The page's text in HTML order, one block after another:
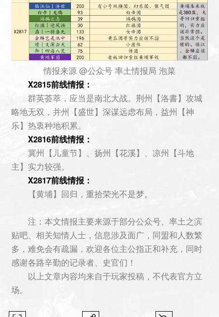
情报来源 @公众号 率土情报局 泡菜
X2815前线情报：
群英荟萃，应当是南北大战。荆州【洛書】攻城
略地无双，并州【盛世】深谋远虑布局，益州【神
乐】热衷种地积累。
X2816前线情报：
冀州【儿童节】、扬州【花溪】、凉州【斗地
主】实力较强。
X2817前线情报：
【黄埔】回归，重拾荣光不是梦。
注：本文情报主要来源于部分公众号、率土之滨
贴吧、相关知情人士，信息涉及面广，同盟和人数繁
多，难免会有疏漏，欢迎各位主公指正和补充，同时
感谢各路辛勤的记录者、史官们！
以上文章内容均来自于玩家投稿，不代表官方立
场。